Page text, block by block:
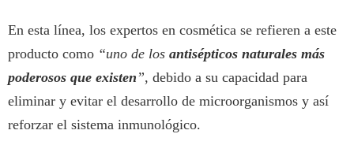
En esta línea, los expertos en cosmética se refieren a este
producto como “uno de los antisépticos naturales más
poderosos que existen”, debido a su capacidad para
eliminar y evitar el desarrollo de microorganismos y así
reforzar el sistema inmunológico.